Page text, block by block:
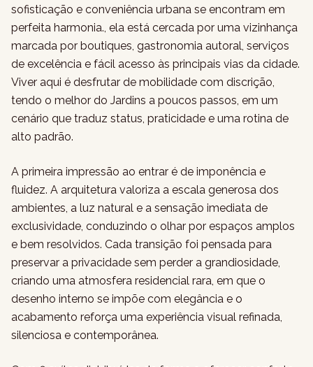
sofisticação e conveniência urbana se encontram em
perfeita harmonia., ela está cercada por uma vizinhança
marcada por boutiques, gastronomia autoral, serviços
de excelência e fácil acesso às principais vias da cidade.
Viver aqui é desfrutar de mobilidade com discrição,
tendo o melhor do Jardins a poucos passos, em um
cenário que traduz status, praticidade e uma rotina de
alto padrão.
A primeira impressão ao entrar é de imponência e
fluidez. A arquitetura valoriza a escala generosa dos
ambientes, a luz natural e a sensação imediata de
exclusividade, conduzindo o olhar por espaços amplos
e bem resolvidos. Cada transição foi pensada para
preservar a privacidade sem perder a grandiosidade,
criando uma atmosfera residencial rara, em que o
desenho interno se impõe com elegância e o
acabamento reforça uma experiência visual refinada,
silenciosa e contemporânea.